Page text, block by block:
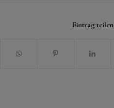
Eintrag teilen